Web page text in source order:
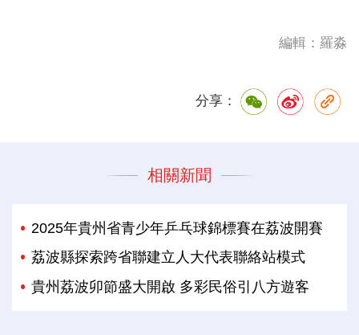
編輯：羅淼
分享：
相關新聞
2025年貴州省青少年乒乓球錦標賽在荔波開賽
荔波縣探索跨省聯建立人大代表聯絡站模式
貴州荔波卯節盛大開啟 多彩民俗引八方遊客